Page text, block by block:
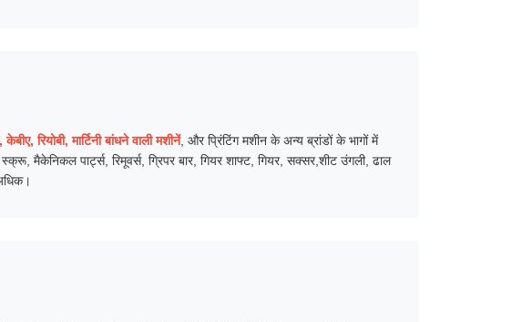
रियोबी, मार्टिनी बांधने वाली मशीनें, और प्रिंटिंग मशीन के अन्य ब्रांडों के भागों में
मैकेनिकल पार्ट्स, रिमूवर्स, ग्रिपर बार, गियर शाफ्ट, गियर, सक्सर,शीट उंगली, ढाल